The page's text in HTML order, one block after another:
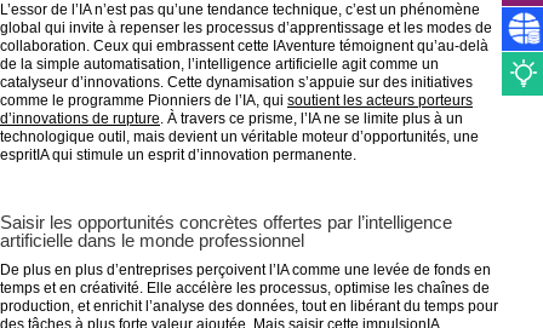
L’essor de l’IA n’est pas qu’une tendance technique, c’est un phénomène
global qui invite à repenser les processus d’apprentissage et les modes de
collaboration. Ceux qui embrassent cette IAventure témoignent qu’au-delà
de la simple automatisation, l’intelligence artificielle agit comme un
catalyseur d’innovations. Cette dynamisation s’appuie sur des initiatives
comme le programme Pionniers de l’IA, qui soutient les acteurs porteurs
d’innovations de rupture. À travers ce prisme, l’IA ne se limite plus à un
technologique outil, mais devient un véritable moteur d’opportunités, une
espritIA qui stimule un esprit d’innovation permanente.
Saisir les opportunités concrètes offertes par l’intelligence
artificielle dans le monde professionnel
De plus en plus d’entreprises perçoivent l’IA comme une levée de fonds en
temps et en créativité. Elle accélère les processus, optimise les chaînes de
production, et enrichit l’analyse des données, tout en libérant du temps pour
des tâches à plus forte valeur ajoutée. Mais saisir cette impulsionIA